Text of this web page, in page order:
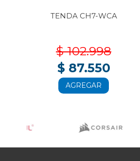
TENDA CH7-WCA
$ 102.998
$ 87.550
AGREGAR